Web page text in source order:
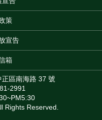
策
宣告
箱
區南海路 37 號
2991
Rights Reserved.